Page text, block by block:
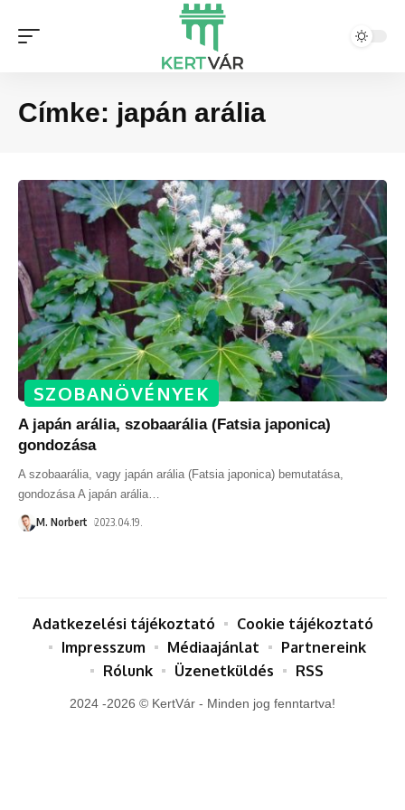
Címke: japán arália
SZOBANÖVÉNYEK
A japán arália, szobaarália (Fatsia japonica)
gondozása
A szobaarália, vagy japán arália (Fatsia japonica) bemutatása,
gondozása A japán arália
M. Norbert 2023.04.19.
2024 -2026 © KertVár - Minden jog fenntartva!
Adatkezelési tájékoztató
Cookie tájékoztató
Impresszum
Médiaajánlat
Partnereink
Rólunk
Üzenetküldés RSS